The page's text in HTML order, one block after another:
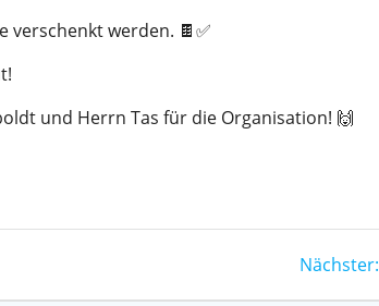
verschenkt werden. 🍫✅
und Herrn Tas für die Organisation! 🙌
Nächster: